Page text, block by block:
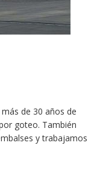
de 30 años de
goteo. También
y trabajamos